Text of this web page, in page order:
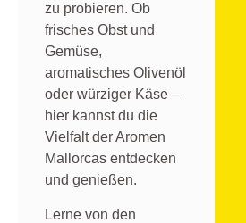
zu probieren. Ob
frisches Obst und
Gemüse,
aromatisches Olivenöl
oder würziger Käse –
hier kannst du die
Vielfalt der Aromen
Mallorcas entdecken
und genießen.
Lerne von den